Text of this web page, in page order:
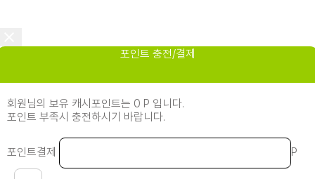
포인트 충전/결제
회원님의 보유 캐시포인트는 0 P 입니다.
포인트 부족시 충전하시기 바랍니다.
포인트결제 P